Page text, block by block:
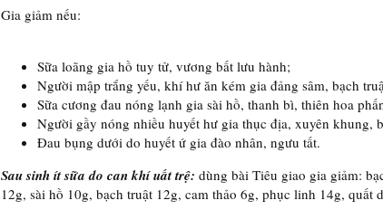
Gia giảm nếu:
Sữa loãng gia hồ tuy tử, vương bất lưu hành;
Người mập trắng yếu, khí hư ăn kém gia đảng sâm, bạch
Sữa cương đau nóng lạnh gia sài hồ, thanh bì, thiên hoa
Người gầy nóng nhiều huyết hư gia thục địa, xuyên khung,
Đau bụng dưới do huyết ứ gia đào nhân, ngưu tất.
Sau sinh ít sữa do can khí uất trệ: dùng bài Tiêu giao gia giảm:
12g, sài hồ 10g, bạch truật 12g, cam thảo 6g, phục linh 14g,